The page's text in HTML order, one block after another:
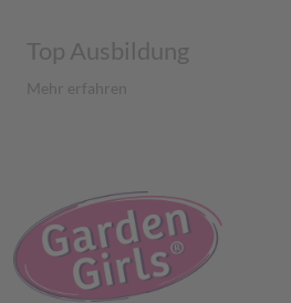
Top Ausbildung
Mehr erfahren